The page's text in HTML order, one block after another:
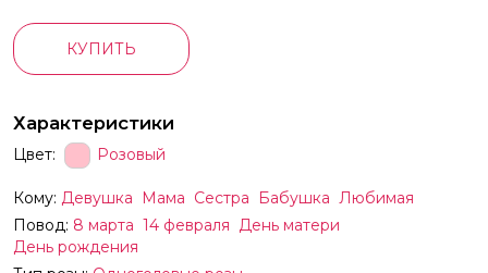
КУПИТЬ
Характеристики
Цвет: Розовый
Кому: Девушка Мама Сестра Бабушка Любимая
Повод: 8 марта 14 февраля День матери
День рождения